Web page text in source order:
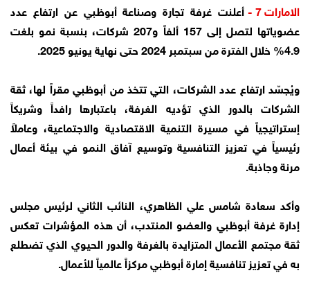
الامارات 7 -
أعلنت غرفة تجارة وصناعة أبوظبي عن ارتفاع عدد
عضوياتها لتصل إلى 157 ألفاً و207 شركات، بنسبة نمو بلغت
4.9% خلال الفترة من سبتمبر 2024 حتى نهاية يونيو 2025.
ويُجسّد ارتفاع عدد الشركات، التي تتخذ من أبوظبي مقراً لها، ثقة
الشركات بالدور الذي تؤديه الغرفة، باعتبارها رافداً وشريكاً
إستراتيجياً في مسيرة التنمية الاقتصادية والاجتماعية، وعاملاً
رئيسياً في تعزيز التنافسية وتوسيع آفاق النمو في بيئة أعمال
مرنة وجاذبة.
وأكد سعادة شامس علي الظاهري، النائب الثاني لرئيس مجلس
إدارة غرفة أبوظبي والعضو المنتدب، أن هذه المؤشرات تعكس
ثقة مجتمع الأعمال المتزايدة بالغرفة والدور الحيوي الذي تضطلع
به في تعزيز تنافسية إمارة أبوظبي مركزاً عالمياً للأعمال.